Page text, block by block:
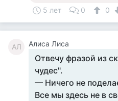
5 лет 0 0
АЛ Алиса Лиса
Отвечу фразой из
чудес".
— Ничего не
Все мы здесь не в